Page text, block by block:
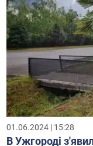
01.06.2024 | 15:28
В Ужгороді